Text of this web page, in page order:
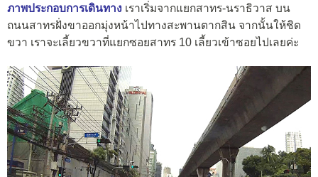
ภาพประกอบการเดินทาง เราเริ่มจากแยกสาทร-นราธิวาส บน
ถนนสาทรฝั่งขาออกมุ่งหน้าไปทางสะพานตากสิน จากนั้นให้ชิด
ขวา เราจะเลี้ยวขวาที่แยกซอยสาทร 10 เลี้ยวเข้าซอยไปเลยค่ะ